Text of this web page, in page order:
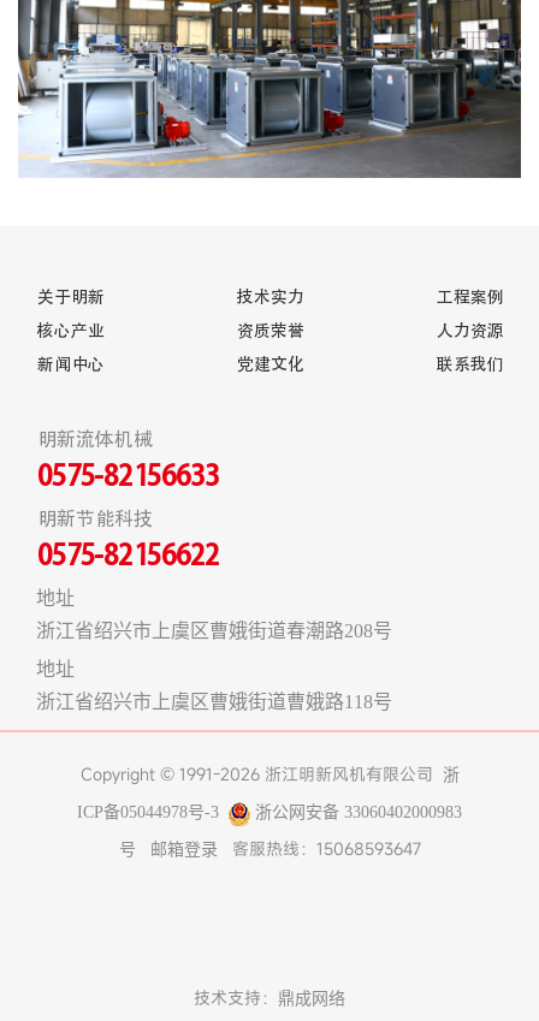
关于明新
核心产业
新闻中心
技术实力
资质荣誉
党建文化
工程案例
人力资源
联系我们
明新流体机械
0575-82156633
明新节能科技
0575-82156622
地址
浙江省绍兴市上虞区曹娥街道春潮路208号
地址
浙江省绍兴市上虞区曹娥街道曹娥路118号
Copyright © 1991-2026 浙江明新风机有限公司 浙
ICP备05044978号-3 浙公网安备 33060402000983
号 邮箱登录
客服热线：15068593647
技术支持： 鼎成网络